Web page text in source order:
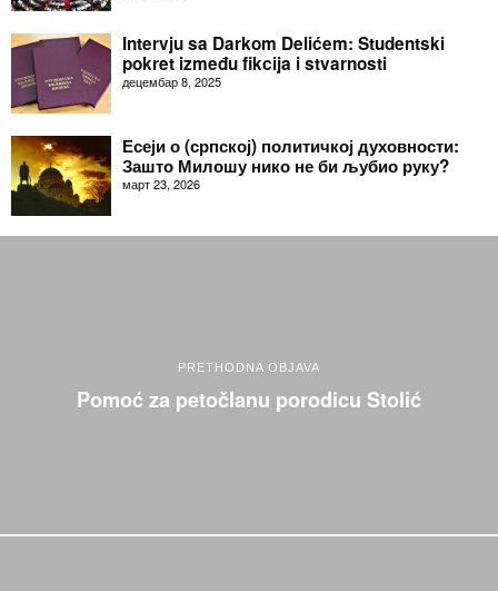
Intervju sa Darkom Delićem: Studentski
pokret između fikcija i stvarnosti
децембар 8, 2025
Есеји о (српској) политичкој духовности:
Зашто Милошу нико не би љубио руку?
март 23, 2026
PRETHODNA OBJAVA
Pomoć za petočlanu porodicu Stolić